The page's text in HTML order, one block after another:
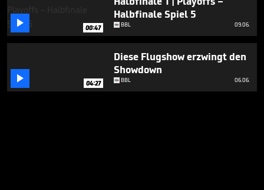
 00:47
Halbfinale Spiel 5
BBL 09.06.
 04:27
Diese Flugshow erzwingt den
Showdown
BBL 06.06.